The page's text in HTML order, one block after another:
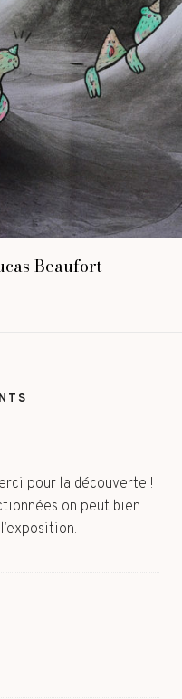
Beaufort
pour la découverte !
on peut bien